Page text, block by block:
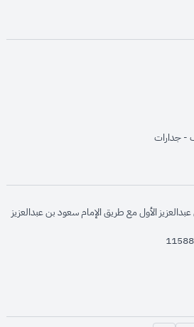
opens
opens
opens
opens in
- جداراتopens in new window
الأول مع طريق الإمام سعود بن عبدالعزيز